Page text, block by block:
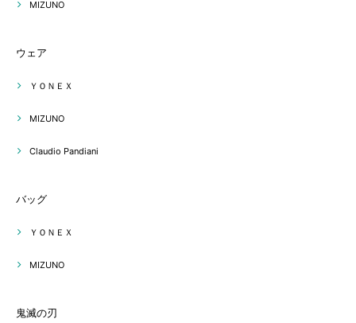
MIZUNO
ウェア
ＹＯＮＥＸ
MIZUNO
Claudio Pandiani
バッグ
ＹＯＮＥＸ
MIZUNO
鬼滅の刃